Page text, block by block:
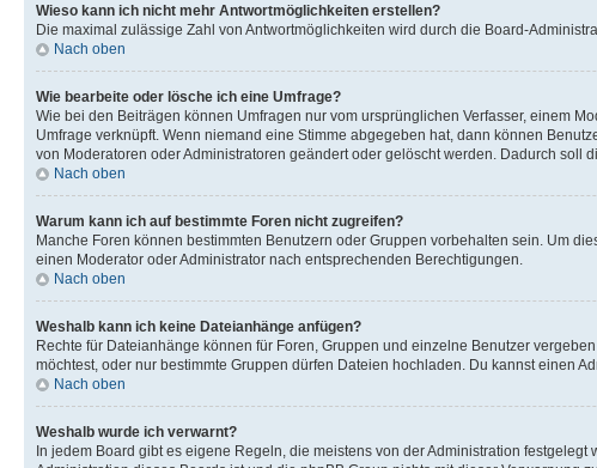
Wieso kann ich nicht mehr Antwortmöglichkeiten erstellen?
Die maximal zulässige Zahl von Antwortmöglichkeiten wird durch die Board-
Nach oben
Wie bearbeite oder lösche ich eine Umfrage?
Wie bei den Beiträgen können Umfragen nur vom ursprünglichen Verfasser, einem
Umfrage verknüpft. Wenn niemand eine Stimme abgegeben hat, dann können
von Moderatoren oder Administratoren geändert oder gelöscht werden. Dadurch soll
Nach oben
Warum kann ich auf bestimmte Foren nicht zugreifen?
Manche Foren können bestimmten Benutzern oder Gruppen vorbehalten sein. Um
einen Moderator oder Administrator nach entsprechenden Berechtigungen.
Nach oben
Weshalb kann ich keine Dateianhänge anfügen?
Rechte für Dateianhänge können für Foren, Gruppen und einzelne Benutzer
möchtest, oder nur bestimmte Gruppen dürfen Dateien hochladen. Du kannst einen
Nach oben
Weshalb wurde ich verwarnt?
In jedem Board gibt es eigene Regeln, die meistens von der Administration